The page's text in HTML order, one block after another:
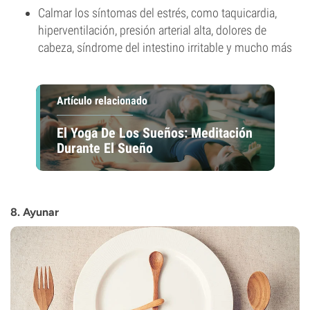
Calmar los síntomas del estrés, como taquicardia,
hiperventilación, presión arterial alta, dolores de
cabeza, síndrome del intestino irritable y mucho más
Artículo relacionado
El Yoga De Los Sueños: Meditación
Durante El Sueño
8. Ayunar